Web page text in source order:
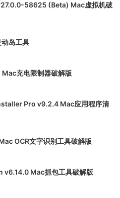
58625 (Beta) Mac虚拟机破
岛工具
充电限制器破解版
Pro v9.2.4 Mac应用程序清
OCR文字识别工具破解版
Mac抓包工具破解版